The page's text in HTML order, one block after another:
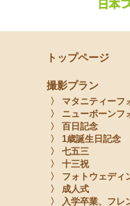
トップページ
撮影プラン
〉 マタニティーフ
〉 ニューボーンフ
〉 百日記念
〉 1歳誕生日記念
〉 七五三
〉 十三祝
〉 フォトウェディ
〉 成人式
〉 入学卒業、フレ